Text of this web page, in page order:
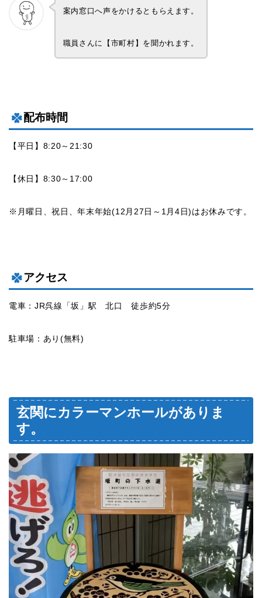
案内窓口へ声をかけるともらえます。
職員さんに【市町村】を聞かれます。
配布時間
【平日】8:20～21:30
【休日】8:30～17:00
※月曜日、祝日、年末年始(12月27日～1月4日)はお休みです。
アクセス
電車：JR呉線「坂」駅 北口 徒歩約5分
駐車場：あり(無料)
玄関にカラーマンホールがありま
す。